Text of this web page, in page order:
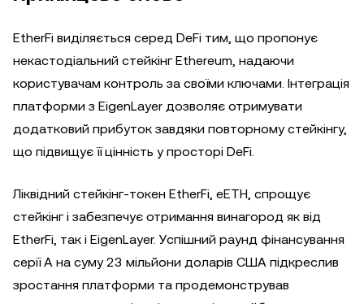
EtherFi виділяється серед DeFi тим, що пропонує
некастодіальний стейкінг Ethereum, надаючи
користувачам контроль за своїми ключами. Інтеграція
платформи з EigenLayer дозволяє отримувати
додатковий прибуток завдяки повторному стейкінгу,
що підвищує її цінність у просторі DeFi.
Ліквідний стейкінг-токен EtherFi, eETH, спрощує
стейкінг і забезпечує отримання винагород як від
EtherFi, так і EigenLayer. Успішний раунд фінансування
серії А на суму 23 мільйони доларів США підкреслив
зростання платформи та продемонстрував